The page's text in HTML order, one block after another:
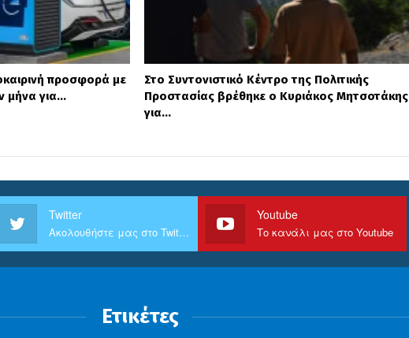
προσφορά με
μήνα για…
Στο Συντονιστικό Κέντρο της Πολιτικής
Προστασίας βρέθηκε ο Κυριάκος Μητσοτάκης
για…
Twitter
Ακολουθήστε μας στο Twitter
Youtube
Το κανάλι μας στο Youtube
Ετικέτες